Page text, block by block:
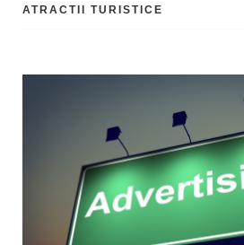
ATRACTII TURISTICE